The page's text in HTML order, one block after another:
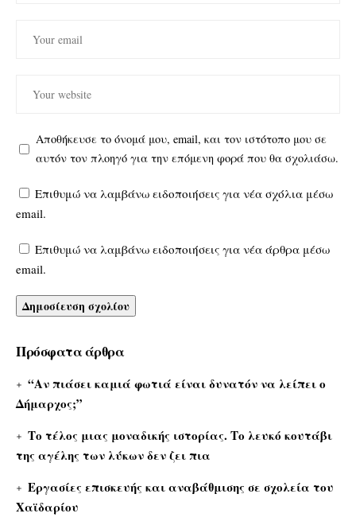
Αποθήκευσε το όνομά μου, email, και τον ιστότοπο μου σε
αυτόν τον πλοηγό για την επόμενη φορά που θα σχολιάσω.
Επιθυμώ να λαμβάνω ειδοποιήσεις για νέα σχόλια μέσω
email.
Επιθυμώ να λαμβάνω ειδοποιήσεις για νέα άρθρα μέσω
email.
Πρόσφατα άρθρα
“Αν πιάσει καμιά φωτιά είναι δυνατόν να λείπει ο
Δήμαρχος;”
Το τέλος μιας μοναδικής ιστορίας. Το λευκό κουτάβι
της αγέλης των λύκων δεν ζει πια
Εργασίες επισκευής και αναβάθμισης σε σχολεία του
Χαϊδαρίου